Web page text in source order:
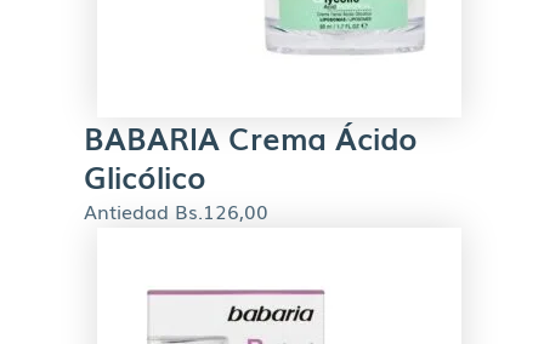
BABARIA Crema Ácido
Glicólico
Antiedad Bs.126,00